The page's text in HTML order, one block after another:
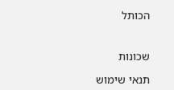
הכותל
שכונות
תנאי שימוש